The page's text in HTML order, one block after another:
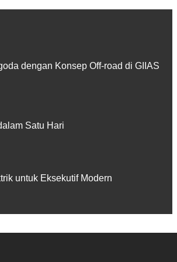
dengan Konsep Off-road di GIIAS
Satu Hari
untuk Eksekutif Modern